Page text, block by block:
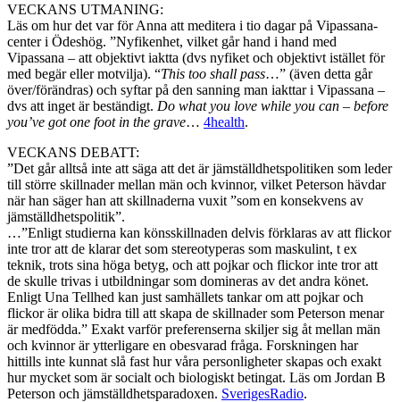
VECKANS UTMANING:
Läs om hur det var för Anna att meditera i tio dagar på Vipassana-
center i Ödeshög. ”Nyfikenhet, vilket går hand i hand med
Vipassana – att objektivt iaktta (dvs nyfiket och objektivt istället för
med begär eller motvilja). “This too shall pass…” (även detta går
över/förändras) och syftar på den sanning man iakttar i Vipassana –
dvs att inget är beständigt. Do what you love while you can – before
you’ve got one foot in the grave… 4health.
VECKANS DEBATT:
”Det går alltså inte att säga att det är jämställdhetspolitiken som leder
till större skillnader mellan män och kvinnor, vilket Peterson hävdar
när han säger han att skillnaderna vuxit ”som en konsekvens av
jämställdhetspolitik”.
…”Enligt studierna kan könsskillnaden delvis förklaras av att flickor
inte tror att de klarar det som stereotyperas som maskulint, t ex
teknik, trots sina höga betyg, och att pojkar och flickor inte tror att
de skulle trivas i utbildningar som domineras av det andra könet.
Enligt Una Tellhed kan just samhällets tankar om att pojkar och
flickor är olika bidra till att skapa de skillnader som Peterson menar
är medfödda.” Exakt varför preferenserna skiljer sig åt mellan män
och kvinnor är ytterligare en obesvarad fråga. Forskningen har
hittills inte kunnat slå fast hur våra personligheter skapas och exakt
hur mycket som är socialt och biologiskt betingat. Läs om Jordan B
Peterson och jämställdhetsparadoxen. SverigesRadio.